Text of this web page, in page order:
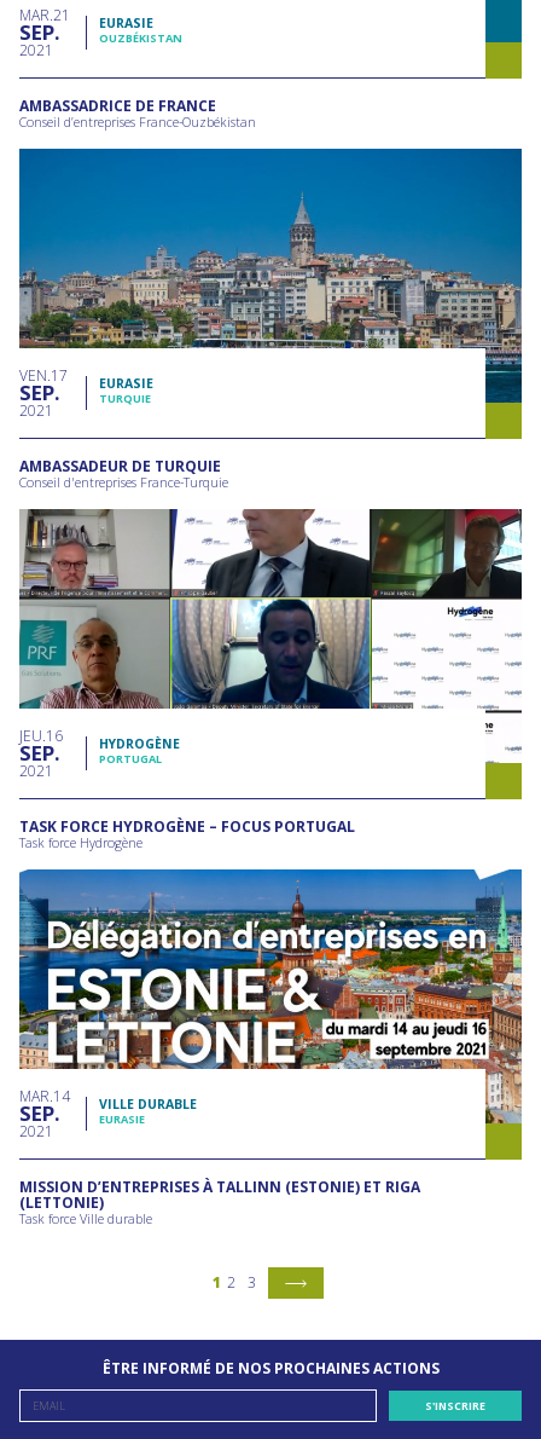
MAR 21
SEP
2021
EURASIE
OUZBÉKISTAN
AMBASSADRICE DE FRANCE
Conseil d’entreprises France-Ouzbékistan
VEN 17
SEP
2021
EURASIE
TURQUIE
AMBASSADEUR DE TURQUIE
Conseil d'entreprises France-Turquie
JEU 16
SEP
2021
HYDROGÈNE
PORTUGAL
TASK FORCE HYDROGÈNE – FOCUS PORTUGAL
Task force Hydrogène
MAR 14
SEP
2021
VILLE DURABLE
EURASIE
MISSION D’ENTREPRISES À TALLINN (ESTONIE) ET RIGA
(LETTONIE)
Task force Ville durable
1 2 3
ÊTRE INFORMÉ DE NOS PROCHAINES ACTIONS